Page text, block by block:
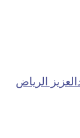
الرياض